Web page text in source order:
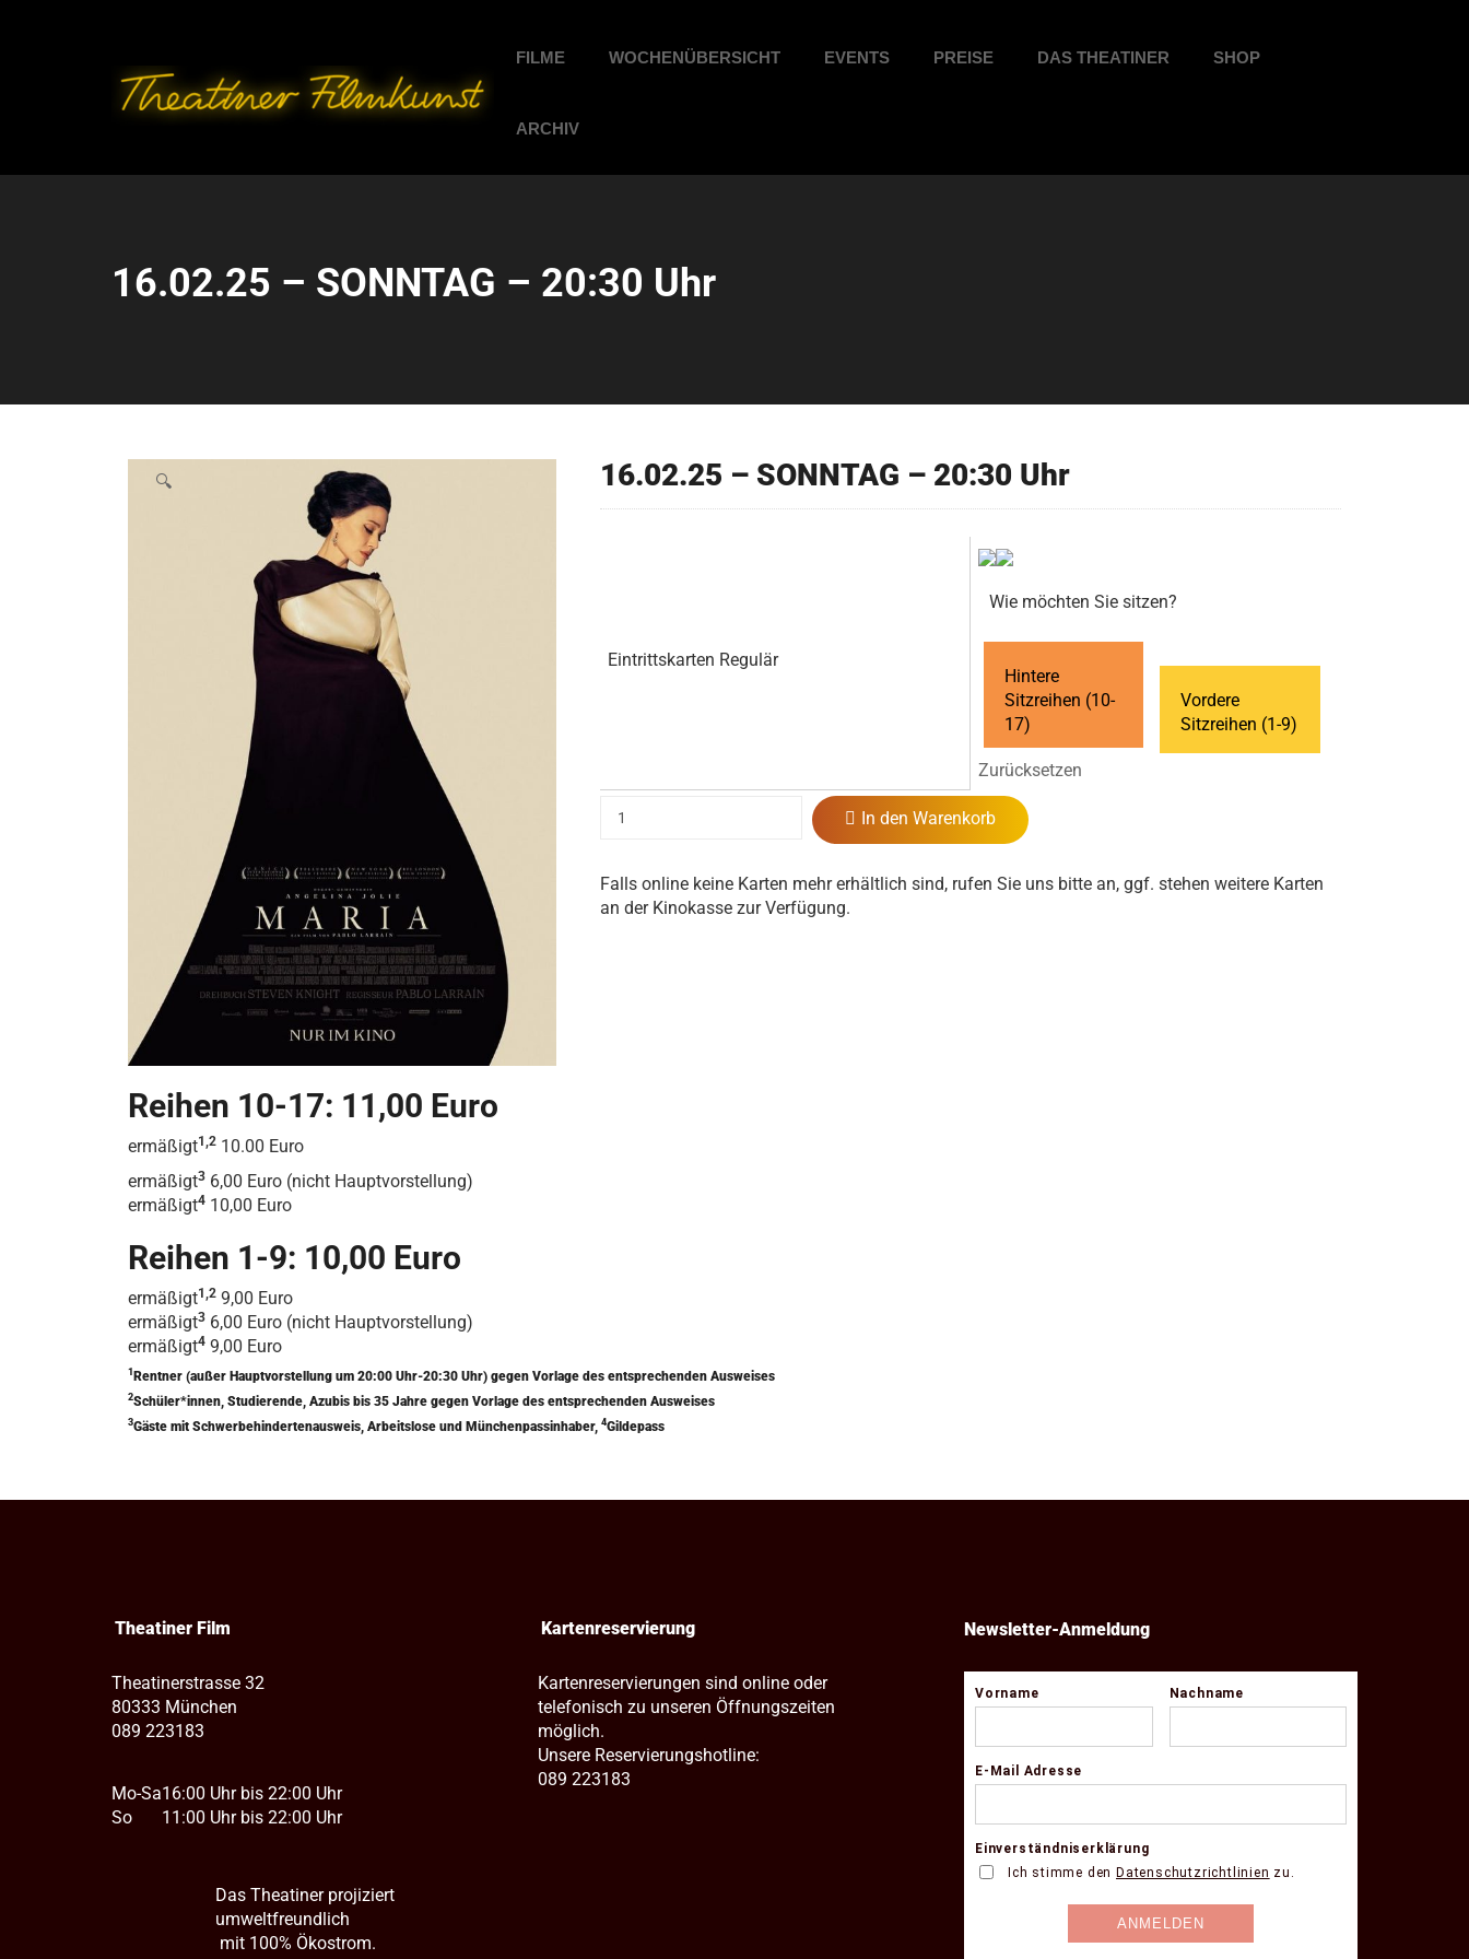
FILME WOCHENÜBERSICHT EVENTS PREISE DAS THEATINER SHOP
ARCHIV
16.02.25 – SONNTAG – 20:30 Uhr
🔍 16.02.25 – SONNTAG – 20:30 Uhr
Eintrittskarten Regulär
Wie möchten Sie sitzen?
Hintere
Sitzreihen (10-
17)
Vordere
Sitzreihen (1-9)
Zurücksetzen
In den Warenkorb
Falls online keine Karten mehr erhältlich sind, rufen Sie uns bitte an, ggf. stehen weitere Karten
an der Kinokasse zur Verfügung.
Reihen 10-17: 11,00 Euro
ermäßigt1,2 10.00 Euro
ermäßigt3 6,00 Euro (nicht Hauptvorstellung)
ermäßigt4 10,00 Euro
Reihen 1-9: 10,00 Euro
ermäßigt1,2 9,00 Euro
ermäßigt3 6,00 Euro (nicht Hauptvorstellung)
ermäßigt4 9,00 Euro
1 Rentner (außer Hauptvorstellung um 20:00 Uhr-20:30 Uhr) gegen Vorlage des entsprechenden Ausweises
2Schüler*innen, Studierende, Azubis bis 35 Jahre gegen Vorlage des entsprechenden Ausweises
3Gäste mit Schwerbehindertenausweis, Arbeitslose und Münchenpassinhaber, 4Gildepass
Theatiner Film
Theatinerstrasse 32
80333 München
089 223183
Mo-Sa
So
16:00 Uhr bis 22:00 Uhr
11:00 Uhr bis 22:00 Uhr
Das Theatiner projiziert
umweltfreundlich
mit 100% Ökostrom.
Kartenreservierung
Kartenreservierungen sind online oder
telefonisch zu unseren Öffnungszeiten
möglich.
Unsere Reservierungshotline:
089 223183
Newsletter-Anmeldung